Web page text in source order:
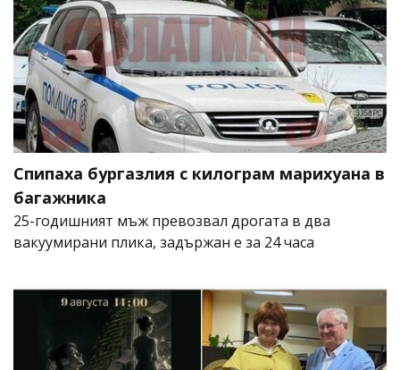
Спипаха бургазлия с килограм марихуана в
багажника
25-годишният мъж превозвал дрогата в два
вакуумирани плика, задържан е за 24 часа